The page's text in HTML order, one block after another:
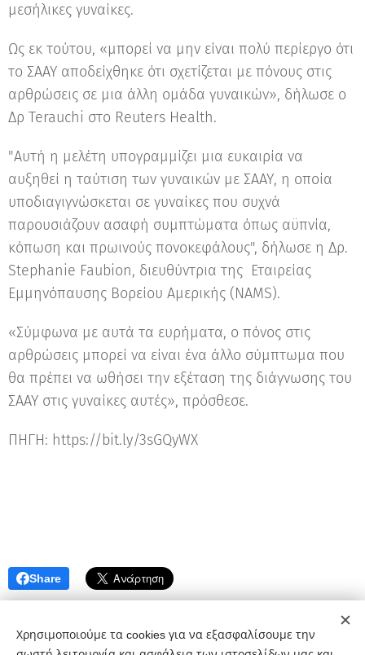
μεσήλικες γυναίκες.
Ως εκ τούτου, «μπορεί να μην είναι πολύ περίεργο ότι
το ΣΑΑΥ αποδείχθηκε ότι σχετίζεται με πόνους στις
αρθρώσεις σε μια άλλη ομάδα γυναικών», δήλωσε ο
Δρ Terauchi στο Reuters Health.
"Αυτή η μελέτη υπογραμμίζει μια ευκαιρία να
αυξηθεί η ταύτιση των γυναικών με ΣΑΑΥ, η οποία
υποδιαγιγνώσκεται σε γυναίκες που συχνά
παρουσιάζουν ασαφή συμπτώματα όπως αϋπνία,
κόπωση και πρωινούς πονοκεφάλους", δήλωσε η Δρ.
Stephanie Faubion, διευθύντρια της Εταιρείας
Εμμηνόπαυσης Βορείου Αμερικής (NAMS).
«Σύμφωνα με αυτά τα ευρήματα, ο πόνος στις
αρθρώσεις μπορεί να είναι ένα άλλο σύμπτωμα που
θα πρέπει να ωθήσει την εξέταση της διάγνωσης του
ΣΑΑΥ στις γυναίκες αυτές», πρόσθεσε.
ΠΗΓΗ: https://bit.ly/3sGQyWX
Share
Χρησιμοποιούμε τα cookies για να εξασφαλίσουμε την